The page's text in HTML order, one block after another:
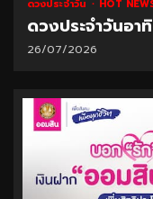
ดวงประจำวัน HOT
ดวงประจำวันอ
26/07/2026